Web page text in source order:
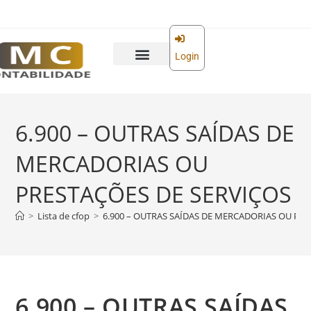
Login
6.900 – OUTRAS SAÍDAS DE
MERCADORIAS OU
PRESTAÇÕES DE SERVIÇOS
> Lista de cfop > 6.900 – OUTRAS SAÍDAS DE MERCADORIAS OU